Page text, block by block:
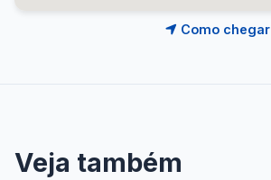
Como chegar
Veja também